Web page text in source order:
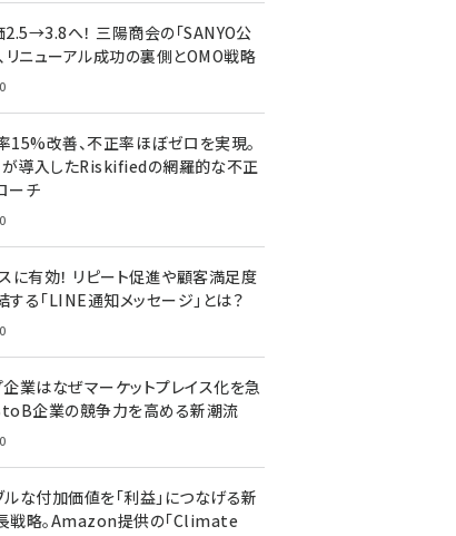
2.5→3.8へ！ 三陽商会の「SANYO公
リニューアル成功の裏側とOMO戦略
15%改善、不正率ほぼゼロを実現。
が導入したRiskifiedの網羅的な不正
ーチ
に有効！ リピート促進や顧客満足度
する「LINE通知メッセージ」とは？
企業はなぜマーケットプレイス化を急
企業の競争力を高める新潮流
な付加価値を「利益」につなげる新
戦略。Amazon提供の「Climate